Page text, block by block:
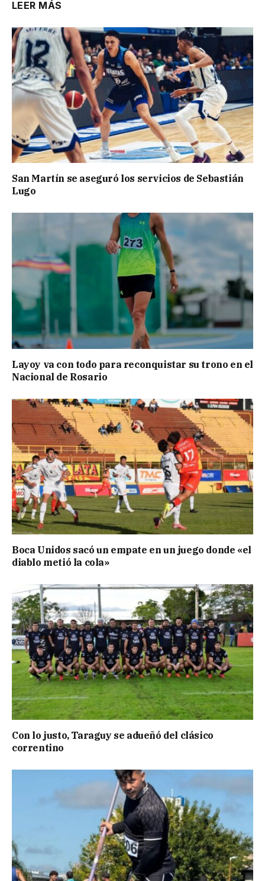
LEER MÁS
San Martín se aseguró los servicios de Sebastián
Lugo
Layoy va con todo para reconquistar su trono en el
Nacional de Rosario
Boca Unidos sacó un empate en un juego donde «el
diablo metió la cola»
Con lo justo, Taraguy se adueñó del clásico
correntino